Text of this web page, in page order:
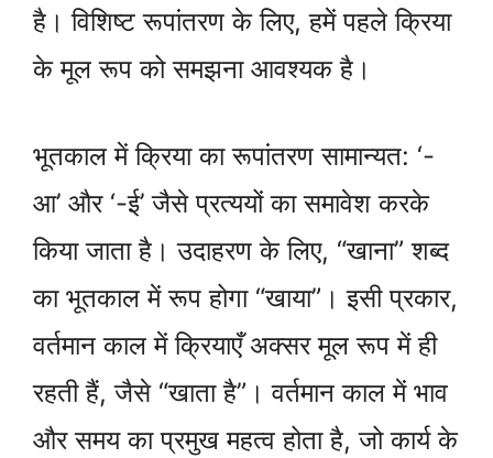
है। विशिष्ट रूपांतरण के लिए, हमें पहले क्रिया
के मूल रूप को समझना आवश्यक है।
भूतकाल में क्रिया का रूपांतरण सामान्यत: ‘-
आ’ और ‘-ई’ जैसे प्रत्ययों का समावेश करके
किया जाता है। उदाहरण के लिए, “खाना” शब्द
का भूतकाल में रूप होगा “खाया”। इसी प्रकार,
वर्तमान काल में क्रियाएँ अक्सर मूल रूप में ही
रहती हैं, जैसे “खाता है”। वर्तमान काल में भाव
और समय का प्रमुख महत्व होता है, जो कार्य के